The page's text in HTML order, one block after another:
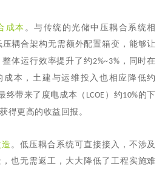
成本 。与传统的光储中压耦合系统相
压耦合架构无需额外配置箱变，能够让
体运行效率提升了约2%~3% ，同时在
成本，土建与运维投入也相应降低约
终带来了度电成本（ LCOE ）约10%的下
得更高的收益回报。
。低压耦合系统可直接接入，不涉及
也无需返工，大大降低了工程实施难